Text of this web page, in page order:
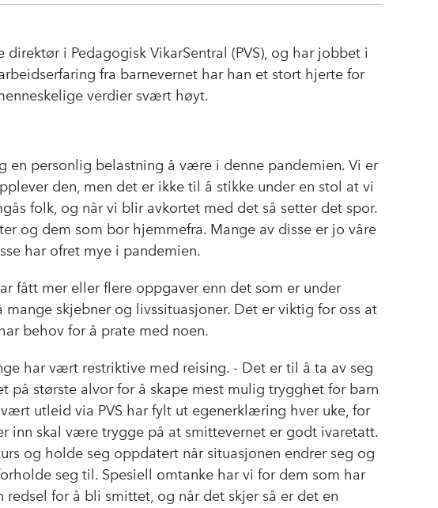
e
b
o
k
e
o
s
i Pedagogisk VikarSentral (PVS), og har jobbet i
fra barnevernet har han et stort hjerte for
verdier svært høyt.
en personlig belastning å være i denne pandemien. Vi er
den, men det er ikke til å stikke under en stol at vi
folk, og når vi blir avkortet med det så setter det spor.
og dem som bor hjemmefra. Mange av disse er jo våre
har ofret mye i pandemien.
fått mer eller flere oppgaver enn det som er under
skjebner og livssituasjoner. Det er viktig for oss at
behov for å prate med noen.
har vært restriktive med reising. - Det er til å ta av seg
på største alvor for å skape mest mulig trygghet for barn
utleid via PVS har fylt ut egenerklæring hver uke, for
inn skal være trygge på at smittevernet er godt ivaretatt.
og holde seg oppdatert når situasjonen endrer seg og
seg til. Spesiell omtanke har vi for dem som har
for å bli smittet, og når det skjer så er det en